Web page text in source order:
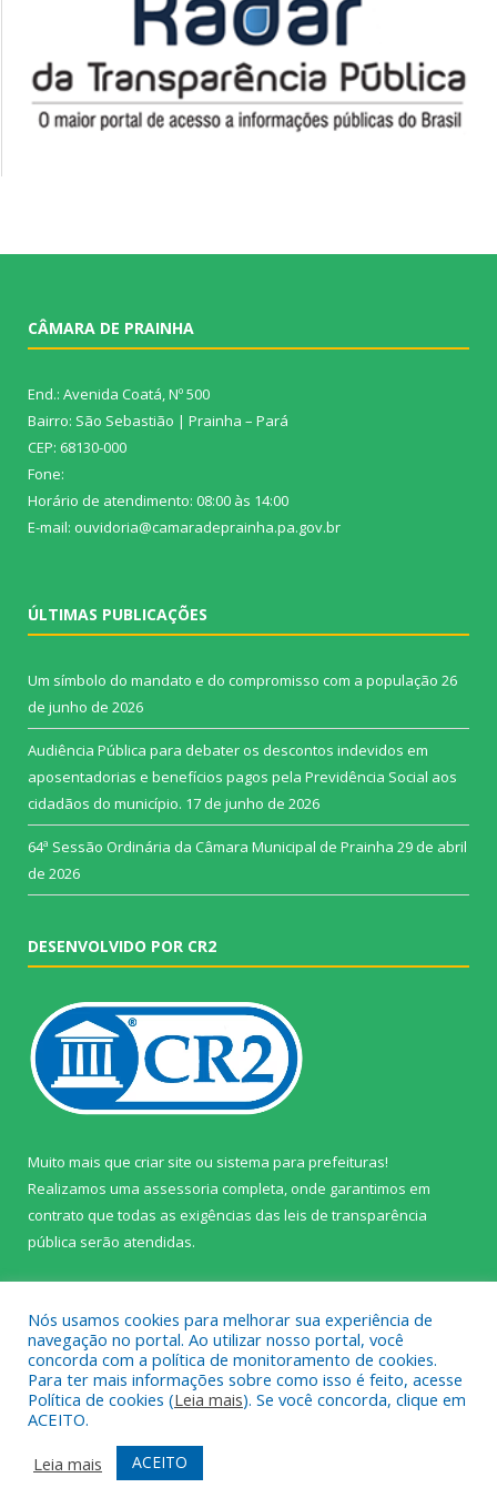
CÂMARA DE PRAINHA
End.: Avenida Coatá, Nº 500
Bairro: São Sebastião | Prainha – Pará
CEP: 68130-000
Fone:
Horário de atendimento: 08:00 às 14:00
E-mail: ouvidoria@camaradeprainha.pa.gov.br
ÚLTIMAS PUBLICAÇÕES
Um símbolo do mandato e do compromisso com a população 26
de junho de 2026
Audiência Pública para debater os descontos indevidos em
aposentadorias e benefícios pagos pela Previdência Social aos
cidadãos do município. 17 de junho de 2026
64ª Sessão Ordinária da Câmara Municipal de Prainha 29 de abril
de 2026
DESENVOLVIDO POR CR2
Muito mais que criar site ou sistema para prefeituras!
Realizamos uma assessoria completa, onde garantimos em
contrato que todas as exigências das leis de transparência
pública serão atendidas.
Todos os direitos reservados a Câmara Municipal de Prainha.
Mapa do Site
Acessar Área Administrativa
Acessar Webmail
Nós usamos cookies para melhorar sua experiência de
navegação no portal. Ao utilizar nosso portal, você
concorda com a política de monitoramento de cookies.
Para ter mais informações sobre como isso é feito, acesse
Política de cookies (Leia mais). Se você concorda, clique em
ACEITO.
Leia mais
ACEITO